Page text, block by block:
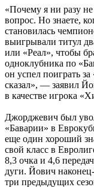
«Почему я ни разу
вопрос. Но знаете,
становилась
выигрывали титул
или «Реал», чтобы
одноклубника по
он успел поиграть
сказал», — заявил
в качестве игрока
Джорджевич был
«Баварии» в
еще один хороший
свой класс в
8,3 очка и 4,6
дуги. Йович
три предыдущих